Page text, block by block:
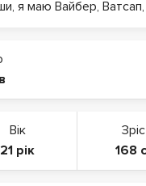
я маю Вайбер,
Вік
21 рік
168